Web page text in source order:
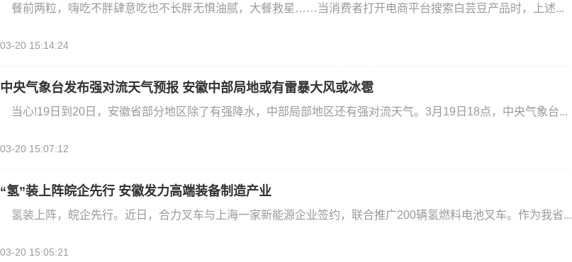
餐前两粒，嗨吃不胖肆意吃也不长胖无惧油腻，大餐救星……当消费者打开电商平台搜索白芸豆产品时，上述...
03-20 15:14:24
中央气象台发布强对流天气预报 安徽中部局地或有雷暴大风或冰雹
当心!19日到20日，安徽省部分地区除了有强降水，中部局部地区还有强对流天气。3月19日18点，中央气象台...
03-20 15:07:12
“氢”装上阵皖企先行 安徽发力高端装备制造产业
氢装上阵，皖企先行。近日，合力叉车与上海一家新能源企业签约，联合推广200辆氢燃料电池叉车。作为我省...
03-20 15:05:21